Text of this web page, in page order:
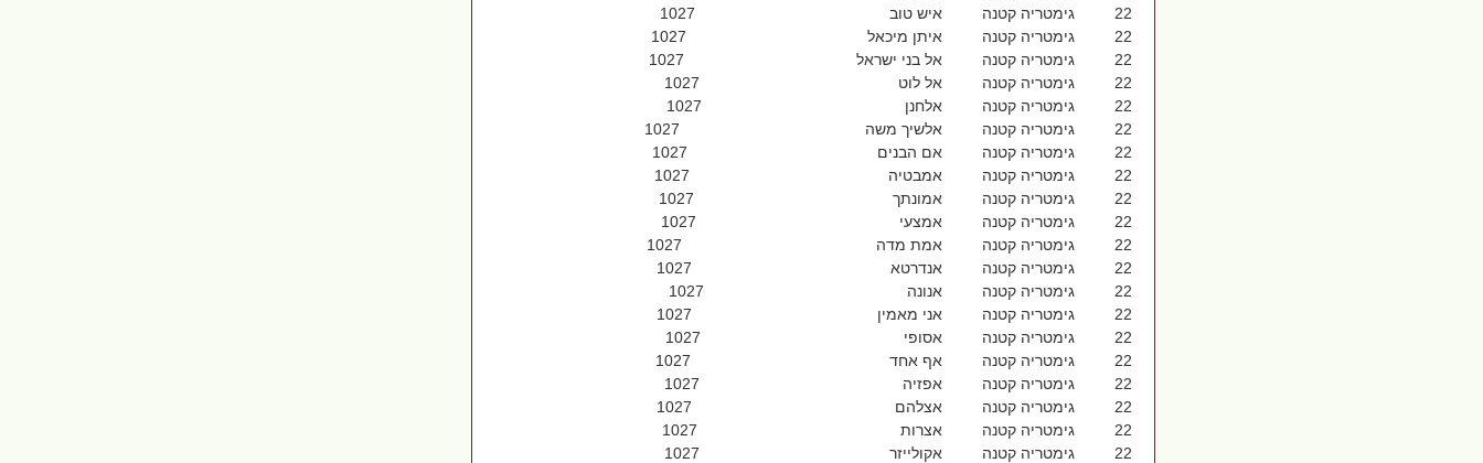
22 גימטריה קטנה איש טוב 1027
22 גימטריה קטנה איתן מיכאל 1027
22 גימטריה קטנה אל בני ישראל 1027
22 גימטריה קטנה אל לוט 1027
22 גימטריה קטנה אלחנן 1027
22 גימטריה קטנה אלשיך משה 1027
22 גימטריה קטנה אם הבנים 1027
22 גימטריה קטנה אמבטיה 1027
22 גימטריה קטנה אמונתך 1027
22 גימטריה קטנה אמצעי 1027
22 גימטריה קטנה אמת מדה 1027
22 גימטריה קטנה אנדרטא 1027
22 גימטריה קטנה אנונה 1027
22 גימטריה קטנה אני מאמין 1027
22 גימטריה קטנה אסופי 1027
22 גימטריה קטנה אף אחד 1027
22 גימטריה קטנה אפזיה 1027
22 גימטריה קטנה אצלהם 1027
22 גימטריה קטנה אצרות 1027
22 גימטריה קטנה אקולייזר 1027